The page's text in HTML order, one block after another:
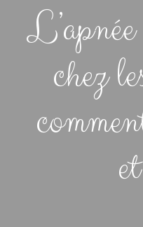
chez